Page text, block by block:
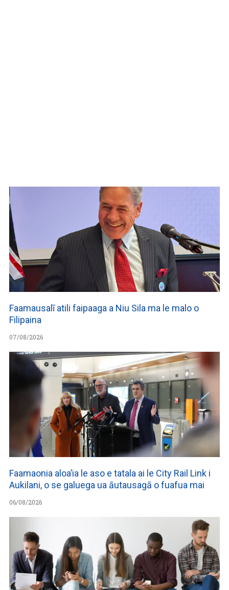
Faamausalī atili faipaaga a Niu Sila ma le malo o
Filipaina
07/08/2026
Faamaonia aloa’ia le aso e tatala ai le City Rail Link i
Aukilani, o se galuega ua āutausagā o fuafua mai
06/08/2026